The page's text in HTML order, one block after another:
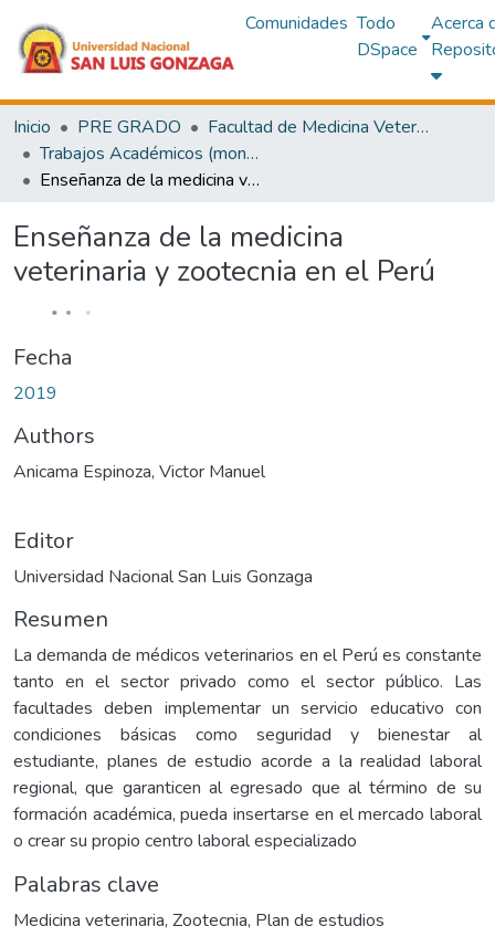
Comunidades Todo
DSpace
Acerca
Inicio PRE GRADO
Facultad de Medicina Veterinaria y Zootecnia
Trabajos Académicos (monografías)
Enseñanza de la medicina veterinaria y zootecnia en el Perú
Enseñanza de la medicina
veterinaria y zootecnia en el Perú
Fecha
2019
Authors
Anicama Espinoza, Victor Manuel
Editor
Universidad Nacional San Luis Gonzaga
Resumen
La demanda de médicos veterinarios en el Perú es constante
tanto en el sector privado como el sector público. Las
facultades deben implementar un servicio educativo con
condiciones básicas como seguridad y bienestar al
estudiante, planes de estudio acorde a la realidad laboral
regional, que garanticen al egresado que al término de su
formación académica, pueda insertarse en el mercado laboral
o crear su propio centro laboral especializado
Palabras clave
Medicina veterinaria, Zootecnia, Plan de estudios